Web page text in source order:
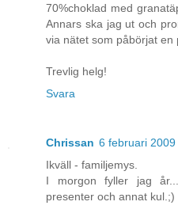
70%choklad med
Annars ska jag ut och
via nätet som påbörjat en
Trevlig helg!
Svara
Chrissan 6 februari
Ikväll - familjemys.
I morgon fyller jag
presenter och annat kul.;)